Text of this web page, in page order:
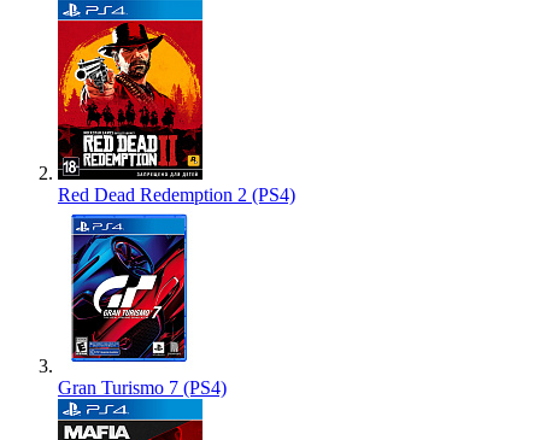
Red Dead Redemption 2 (PS4)
Gran Turismo 7 (PS4)